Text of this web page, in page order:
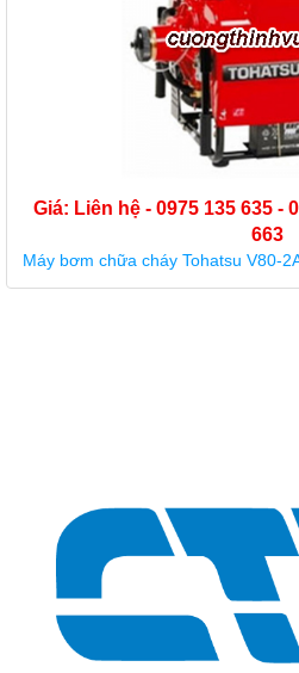
Giá: Liên hệ - 0975 135 635 -
663
Máy bơm chữa cháy Tohatsu V80-